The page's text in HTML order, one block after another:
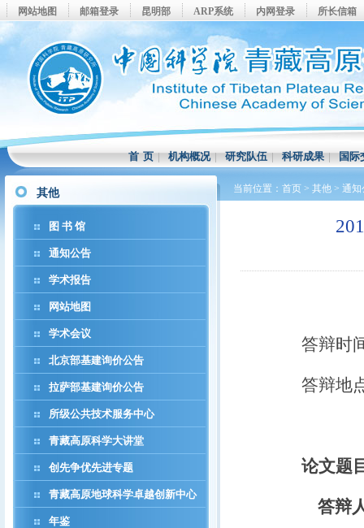
网站地图 邮箱登录 昆明部 ARP系统 内网登录 所长信箱
首 页|机构概况|研究队伍|科研成果|国际
其他
图 书 馆
通知公告
学术报告
网站地图
学术会议
北京部基建询价公告
拉萨部基建询价公告
所级公共技术服务中心
青藏高原科学大讲堂
创先争优先进专题
青藏高原地球科学卓越创新中心
年鉴
当前位置： 首页 > 其他 > 通知
答辩时
答辩地
论文题
答辩